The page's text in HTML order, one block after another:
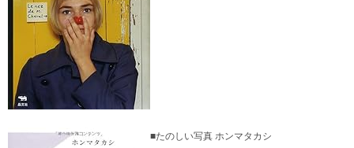
■たのしい写真 ホンマタカシ